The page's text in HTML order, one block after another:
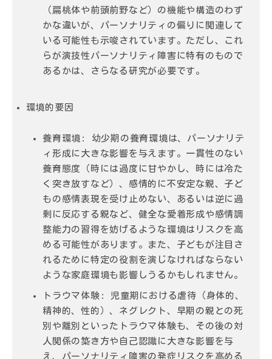
（扁桃体や前頭前野など）の機能や構造のわず
かな違いが、パーソナリティの偏りに関連して
いる可能性も示唆されています。ただし、これ
らが演技性パーソナリティ障害に特有のもので
あるかは、さらなる研究が必要です。
環境的要因
養育環境:
幼少期の養育環境は、パーソナリテ
ィ形成に大きな影響を与えます。 一貫性のない
養育態度
（時には過度に甘やかし、時には冷た
く突き放すなど）、 感情的に不安定な親、 子ど
もの感情表現を受け止めない、あるいは逆に過
剰に反応する親など、健全な愛着形成や感情調
整能力の習得を妨げるような環境はリスクを高
める可能性があります。また、 子どもが注目さ
れるために特定の役割を演じなければならない
ような家庭環境も影響しうるかもしれません。
トラウマ体験:
児童期における虐待（身体的、
精神的、性的）、ネグレクト、早期の親との死
別や離別といったトラウマ体験も、その後の対
人関係の築き方や自己認識に大きな影響を与
え、パーソナリティ障害の発症リスクを高める